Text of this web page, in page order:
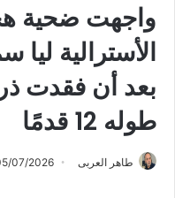
واجهت ضحية
الأسترالية
بعد أن فقدت
طوله 12 قدمًا
طاهر العربى 07/2026